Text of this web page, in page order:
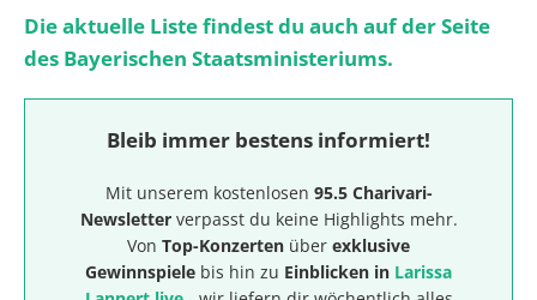
Die aktuelle Liste findest du auch auf der Seite
des Bayerischen Staatsministeriums.
Bleib immer bestens informiert!
Mit unserem kostenlosen 95.5 Charivari-
Newsletterverpasst du keine Highlights mehr.
Von Top-Konzerten über exklusive
Gewinnspiele bis hin zu Einblicken in Larissa